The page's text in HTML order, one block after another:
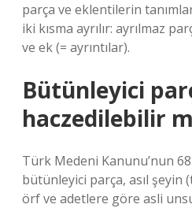
parça ve eklentilerin
iki kısma ayrılır: ayrılmaz
ve ek (= ayrıntılar).
Bütünleyici
haczedilebilir
Türk Medeni Kanunu’nun
bütünleyici parça, asıl şeyin
örf ve adetlere göre asli